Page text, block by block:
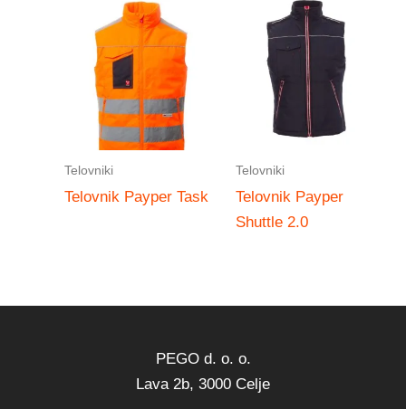
Telovniki
Telovnik Payper Task
Telovniki
Telovnik Payper
Shuttle 2.0
PEGO d. o. o.
Lava 2b, 3000 Celje